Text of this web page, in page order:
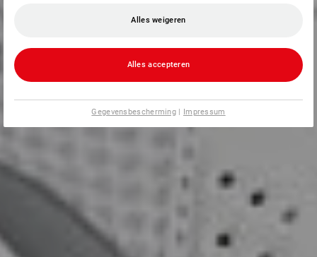
Alles weigeren
Alles accepteren
Gegevensbescherming | Impressum